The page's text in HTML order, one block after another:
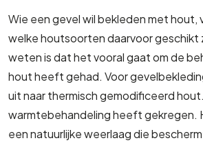
Wie een gevel wil bekleden met hout,
welke houtsoorten daarvoor geschikt
weten is dat het vooral gaat om de
hout heeft gehad. Voor
uit naar thermisch gemodificeerd
warmtebehandeling heeft gekregen.
een natuurlijke weerlaag die